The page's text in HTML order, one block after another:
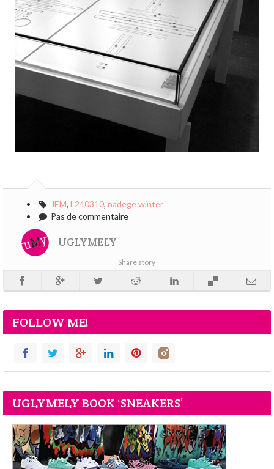
JEM, L240310, nadege winter
Pas de commentaire
UGLYMELY
Share story
FOLLOW ME!
UGLYMELY BOOK ‘SNEAKERS’